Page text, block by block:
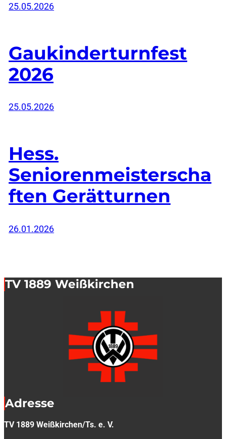
25.05.2026
Gaukinderturnfest
2026
25.05.2026
Hess.
Seniorenmeisterscha
ften Gerätturnen
26.01.2026
TV 1889 Weißkirchen
Adresse
TV 1889 Weißkirchen/Ts. e. V.